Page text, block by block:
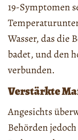
19-Symptomen
Wasser, das die
badet, und den
verbunden.
Verstärkte
Angesichts
Behörden